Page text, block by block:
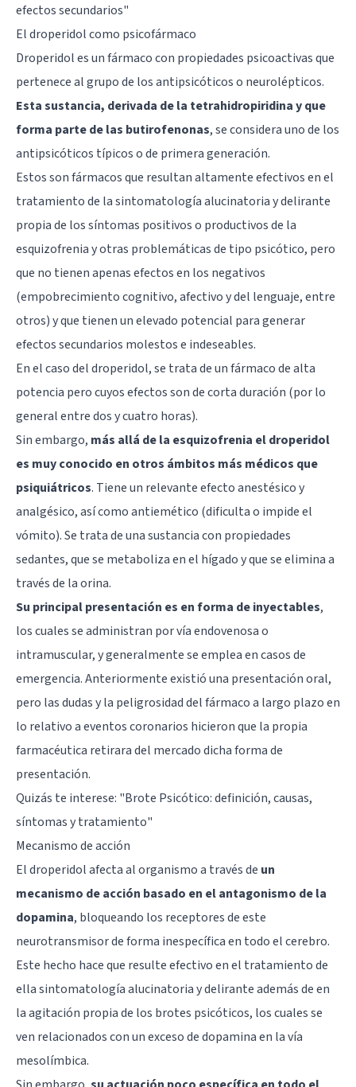
efectos secundarios"
El droperidol como psicofármaco
Droperidol es un fármaco con propiedades psicoactivas que
pertenece al grupo de los antipsicóticos o neurolépticos.
Esta sustancia, derivada de la tetrahidropiridina y que
forma parte de las butirofenonas, se considera uno de los
antipsicóticos típicos o de primera generación.
Estos son fármacos que resultan altamente efectivos en el
tratamiento de la sintomatología alucinatoria y delirante
propia de los síntomas positivos o productivos de la
esquizofrenia y otras problemáticas de tipo psicótico, pero
que no tienen apenas efectos en los negativos
(empobrecimiento cognitivo, afectivo y del lenguaje, entre
otros) y que tienen un elevado potencial para generar
efectos secundarios molestos e indeseables.
En el caso del droperidol, se trata de un fármaco de alta
potencia pero cuyos efectos son de corta duración (por lo
general entre dos y cuatro horas).
Sin embargo, más allá de la esquizofrenia el droperidol
es muy conocido en otros ámbitos más médicos que
psiquiátricos. Tiene un relevante efecto anestésico y
analgésico, así como antiemético (dificulta o impide el
vómito). Se trata de una sustancia con propiedades
sedantes, que se metaboliza en el hígado y que se elimina a
través de la orina.
Su principal presentación es en forma de inyectables,
los cuales se administran por vía endovenosa o
intramuscular, y generalmente se emplea en casos de
emergencia. Anteriormente existió una presentación oral,
pero las dudas y la peligrosidad del fármaco a largo plazo en
lo relativo a eventos coronarios hicieron que la propia
farmacéutica retirara del mercado dicha forma de
presentación.
Quizás te interese: "Brote Psicótico: definición, causas,
síntomas y tratamiento"
Mecanismo de acción
El droperidol afecta al organismo a través de un
mecanismo de acción basado en el antagonismo de la
dopamina, bloqueando los receptores de este
neurotransmisor de forma inespecífica en todo el cerebro.
Este hecho hace que resulte efectivo en el tratamiento de
ella sintomatología alucinatoria y delirante además de en
la agitación propia de los brotes psicóticos, los cuales se
ven relacionados con un exceso de dopamina en la vía
mesolímbica.